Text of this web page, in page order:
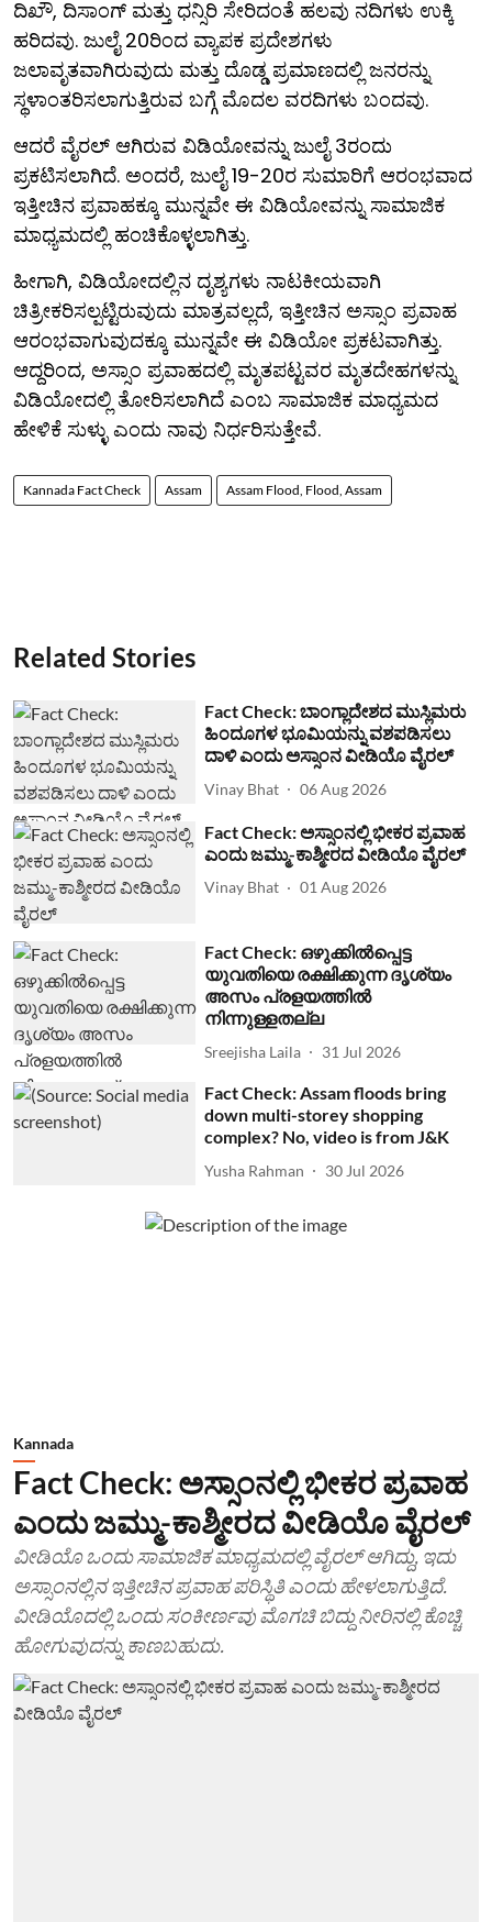
ದಿಖೌ, ದಿಸಾಂಗ್ ಮತ್ತು ಧನ್ಸಿರಿ ಸೇರಿದಂತೆ ಹಲವು ನದಿಗಳು ಉಕ್ಕಿ
ಹರಿದವು. ಜುಲೈ 20ರಿಂದ ವ್ಯಾಪಕ ಪ್ರದೇಶಗಳು
ಜಲಾವೃತವಾಗಿರುವುದು ಮತ್ತು ದೊಡ್ಡ ಪ್ರಮಾಣದಲ್ಲಿ ಜನರನ್ನು
ಸ್ಥಳಾಂತರಿಸಲಾಗುತ್ತಿರುವ ಬಗ್ಗೆ ಮೊದಲ ವರದಿಗಳು ಬಂದವು.
ಆದರೆ ವೈರಲ್ ಆಗಿರುವ ವಿಡಿಯೋವನ್ನು ಜುಲೈ 3ರಂದು
ಪ್ರಕಟಿಸಲಾಗಿದೆ. ಅಂದರೆ, ಜುಲೈ 19-20ರ ಸುಮಾರಿಗೆ ಆರಂಭವಾದ
ಇತ್ತೀಚಿನ ಪ್ರವಾಹಕ್ಕೂ ಮುನ್ನವೇ ಈ ವಿಡಿಯೋವನ್ನು ಸಾಮಾಜಿಕ
ಮಾಧ್ಯಮದಲ್ಲಿ ಹಂಚಿಕೊಳ್ಳಲಾಗಿತ್ತು.
ಹೀಗಾಗಿ, ವಿಡಿಯೋದಲ್ಲಿನ ದೃಶ್ಯಗಳು ನಾಟಕೀಯವಾಗಿ
ಚಿತ್ರೀಕರಿಸಲ್ಪಟ್ಟಿರುವುದು ಮಾತ್ರವಲ್ಲದೆ, ಇತ್ತೀಚಿನ ಅಸ್ಸಾಂ ಪ್ರವಾಹ
ಆರಂಭವಾಗುವುದಕ್ಕೂ ಮುನ್ನವೇ ಈ ವಿಡಿಯೋ ಪ್ರಕಟವಾಗಿತ್ತು.
ಆದ್ದರಿಂದ, ಅಸ್ಸಾಂ ಪ್ರವಾಹದಲ್ಲಿ ಮೃತಪಟ್ಟವರ ಮೃತದೇಹಗಳನ್ನು
ವಿಡಿಯೋದಲ್ಲಿ ತೋರಿಸಲಾಗಿದೆ ಎಂಬ ಸಾಮಾಜಿಕ ಮಾಧ್ಯಮದ
ಹೇಳಿಕೆ ಸುಳ್ಳು ಎಂದು ನಾವು ನಿರ್ಧರಿಸುತ್ತೇವೆ.
Kannada Fact Check Assam Assam Flood, Flood, Assam
Related Stories
Fact Check: ಬಾಂಗ್ಲಾದೇಶದ ಮುಸ್ಲಿಮರು
ಹಿಂದೂಗಳ ಭೂಮಿಯನ್ನು ವಶಪಡಿಸಲು
ದಾಳಿ ಎಂದು ಅಸ್ಸಾಂನ ವೀಡಿಯೊ ವೈರಲ್
Vinay Bhat 06 Aug 2026
Fact Check: ಅಸ್ಸಾಂನಲ್ಲಿ ಭೀಕರ ಪ್ರವಾಹ
ಎಂದು ಜಮ್ಮು-ಕಾಶ್ಮೀರದ ವೀಡಿಯೊ ವೈರಲ್
Vinay Bhat 01 Aug 2026
Fact Check: ഒഴുക്കില്‍പ്പെട്ട
യുവതിയെ രക്ഷിക്കുന്ന ദൃശ്യം
അസം പ്രളയത്തില്‍
നിന്നുള്ളതല്ല
Sreejisha Laila 31 Jul 2026
Fact Check: Assam floods bring
down multi-storey shopping
complex? No, video is from J&K
Yusha Rahman 30 Jul 2026
Kannada
Fact Check: ಅಸ್ಸಾಂನಲ್ಲಿ ಭೀಕರ ಪ್ರವಾಹ
ಎಂದು ಜಮ್ಮು-ಕಾಶ್ಮೀರದ ವೀಡಿಯೊ ವೈರಲ್
ವೀಡಿಯೊ ಒಂದು ಸಾಮಾಜಿಕ ಮಾಧ್ಯಮದಲ್ಲಿ ವೈರಲ್ ಆಗಿದ್ದು, ಇದು
ಅಸ್ಸಾಂನಲ್ಲಿನ ಇತ್ತೀಚಿನ ಪ್ರವಾಹ ಪರಿಸ್ಥಿತಿ ಎಂದು ಹೇಳಲಾಗುತ್ತಿದೆ.
ವೀಡಿಯೊದಲ್ಲಿ ಒಂದು ಸಂಕೀರ್ಣವು ಮೊಗಚಿ ಬಿದ್ದು ನೀರಿನಲ್ಲಿ ಕೊಚ್ಚಿ
ಹೋಗುವುದನ್ನು ಕಾಣಬಹುದು.